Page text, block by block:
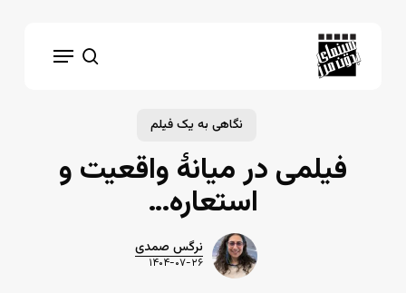
search
Menu
نگاهی به یک فیلم
فیلمی در میانهٔ واقعیت و
استعاره…
نرگس صمدی
۱۴۰۴-۰۷-۲۶